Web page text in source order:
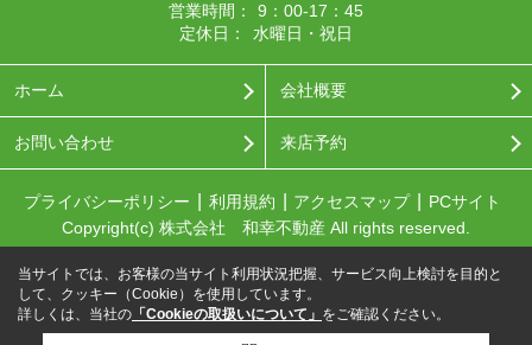
営業時間：
9：00-17：45
定休日：
水曜日・祝日
ホーム 会社概要
お問い合わせ 来店予約
プライバシーポリシー 利用規約 アクセスマップ
PCサイト
Copyright(c) 株式会社 和幸不動産 All rights reserved.
当サイトでは、お客様の当サイト利用状況把握、サービス向上検討を目的と
して、クッキー（Cookie）を使用しています。
詳しくは、当社の 「Cookieの取扱いについて」 をご確認ください。